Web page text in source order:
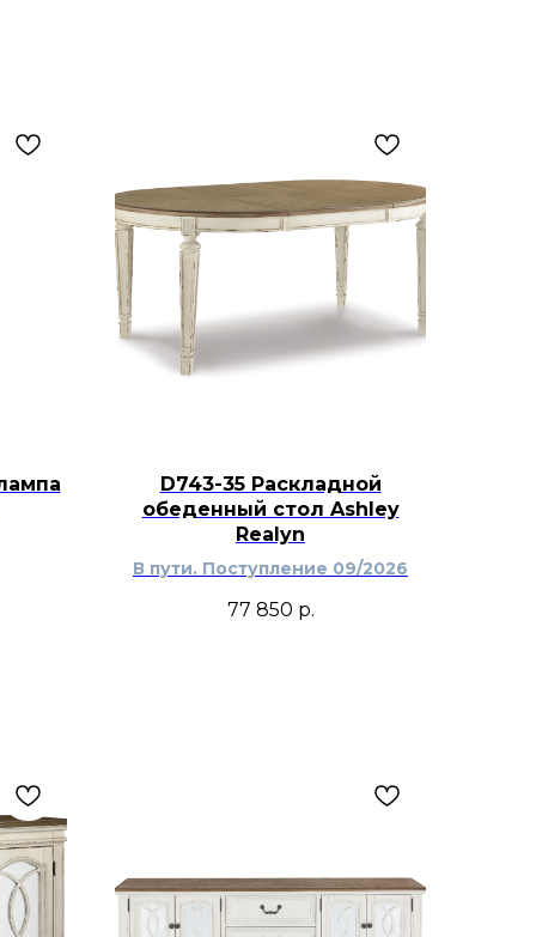
D743-35 Раскладной
обеденный стол Ashley
Realyn
В пути. Поступление 09/2026
77 850 р.